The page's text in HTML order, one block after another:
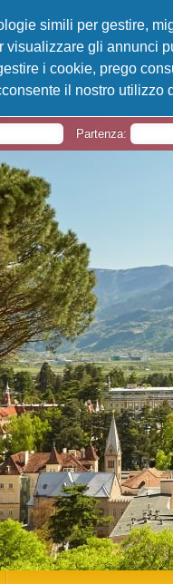
simili per gestire,
visualizzare gli annunci
i cookie, prego
il nostro utilizzo
Partenza: